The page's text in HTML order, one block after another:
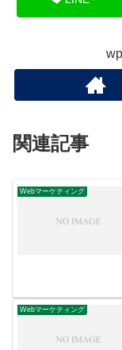
関連記事
Webマーケティング
Webマーケティング